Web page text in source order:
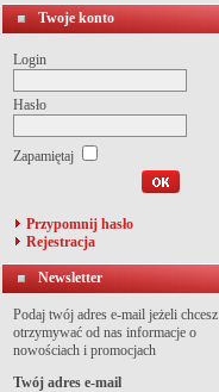
Twoje konto
Login
Hasło
Zapamiętaj
Przypomnij hasło
Rejestracja
Newsletter
Podaj twój adres e-mail jeżeli chcesz
otrzymywać od nas informacje o
nowościach i promocjach
Twój adres e-mail